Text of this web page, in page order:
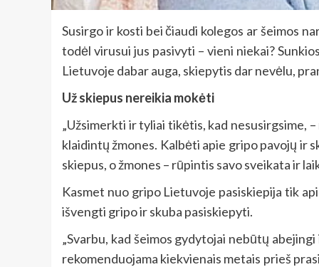
Susirgo ir kosti bei čiaudi kolegos ar šeimos
todėl virusui jus pasivyti – vieni niekai?
Lietuvoje dabar auga, skiepytis dar nevėlu,
Už skiepus nereikia mokėti
„Užsimerkti ir tyliai tikėtis, kad nesusirgsime,
klaidintų žmones. Kalbėti apie gripo pavojų ir
skiepus, o žmones – rūpintis savo sveikata ir
Kasmet nuo gripo Lietuvoje pasiskiepija tik
išvengti gripo ir skuba pasiskiepyti.
„Svarbu, kad šeimos gydytojai nebūtų
rekomenduojama kiekvienais metais prieš